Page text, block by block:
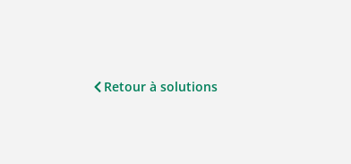
Retour à solutions